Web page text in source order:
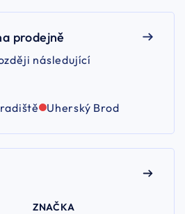
prodejně
následující
Uherský Brod
ZNAČKA